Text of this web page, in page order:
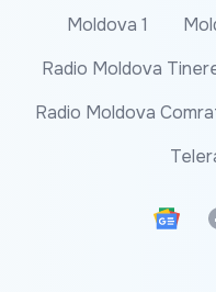
Moldova 1
Radio Moldova
Radio Moldova